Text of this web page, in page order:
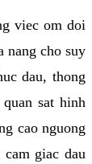
viec om doi
nang cho suy
dau, thong
sat hinh
cao nguong
giac dau